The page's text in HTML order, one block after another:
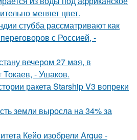
меняет цвет.
стубба рассматривают как
с Россией, -
вечером 27 мая, в
Токаев, - Ушаков.
ракета Starship V3 вопреки
земли выросла на 34% за
Кейо изобрели Arque -